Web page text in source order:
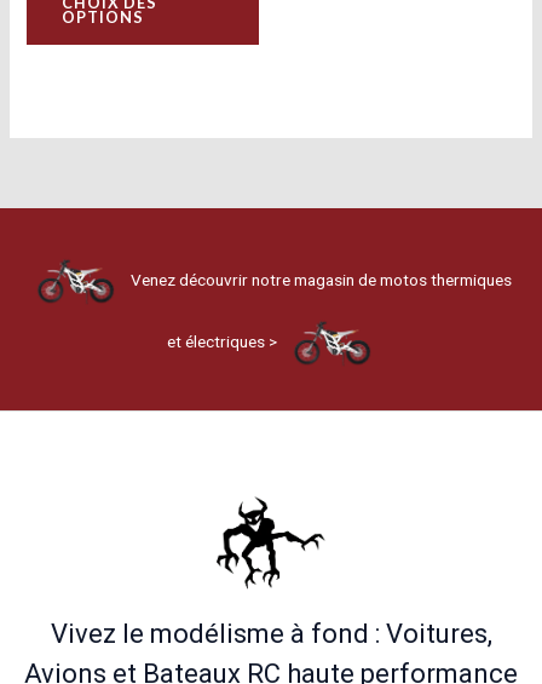
OPTIONS
a
Les
peuvent
choisies
la
du
Venez découvrir notre magasin de motos thermiques
et électriques >
Vivez le modélisme à fond : Voitures,
Avions et Bateaux RC haute performance